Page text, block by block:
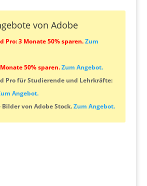
von Adobe
Pro: 3 Monate 50% sparen.Zum
50% sparen.Zum Angebot.
Pro für Studierende und Lehrkräfte:
Angebot.
Bilder von Adobe Stock.Zum Angebot.